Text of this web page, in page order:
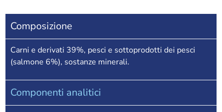
Composizione
Carni e derivati 39%, pesci e sottoprodotti dei pesci
(salmone 6%), sostanze minerali.
Componenti analitici